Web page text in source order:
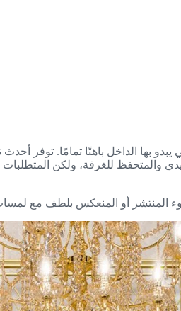
بها الداخل باهتًا تمامًا. توفر
للغرفة، ولكن المتطلبات
المنتشر أو المنعكس بلطف مع